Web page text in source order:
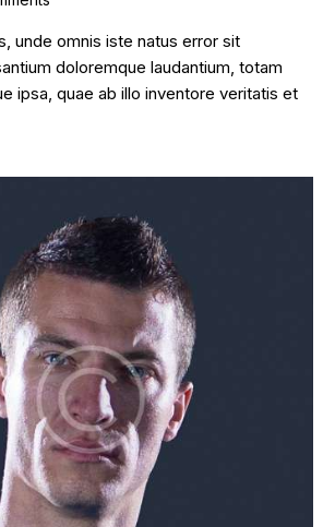
unde omnis iste natus error sit
doloremque laudantium, totam
ipsa, quae ab illo inventore veritatis et